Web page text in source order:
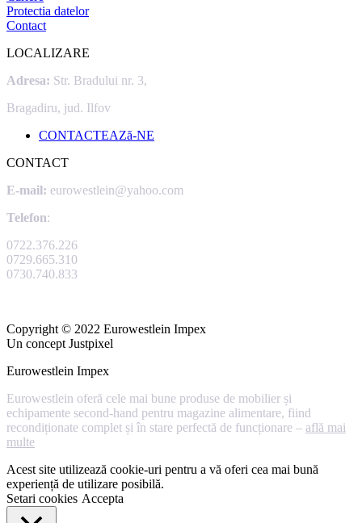
Protectia datelor
Contact
LOCALIZARE
Adresa: Str. Bradului nr. 3,
Bragadiru, jud. Ilfov
CONTACTEAZă-NE
CONTACT
E-mail: eurowestlein@yahoo.com
Telefon:
0722.376.226
0729.665.310
0730.740.833
Copyright © 2022 Eurowestlein Impex
Un concept Justpixel
Eurowestlein Impex
Eurowestlein oferă cele mai bune produse de mobilier și
echipamente second-hand pentru magazine alimentare, fiind
recondiționate complet și în stare perfectă de funcționare – află mai
multe
Acest site utilizează cookie-uri pentru a vă oferi cea mai bună
experiență de utilizare posibilă.
Setari cookies Accepta